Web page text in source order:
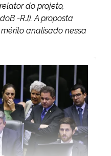
do projeto,
-RJ). A proposta
analisado nessa